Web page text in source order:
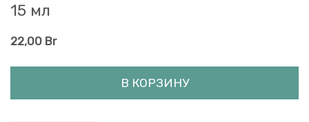
15 мл
22,00 Br
В КОРЗИНУ